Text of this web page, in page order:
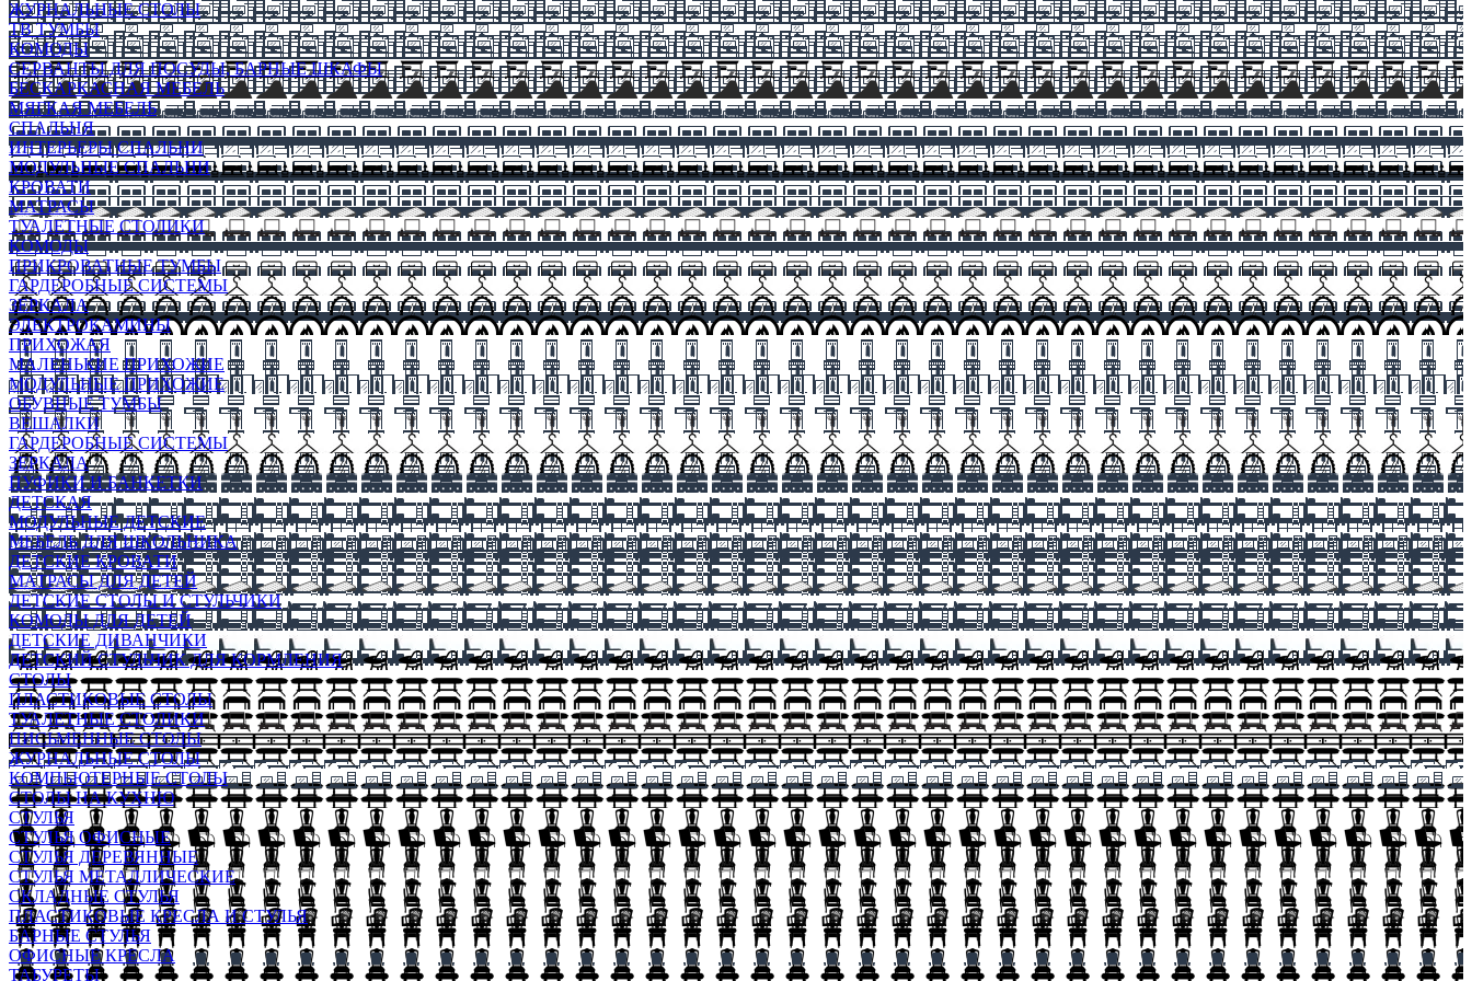
ЖУРНАЛЬНЫЕ СТОЛЫ
ТВ ТУМБЫ
КОМОДЫ
СЕРВАНТЫ ДЛЯ ПОСУДЫ, БАРНЫЕ ШКАФЫ
БЕСКАРКАСНАЯ МЕБЕЛЬ
МЯГКАЯ МЕБЕЛЬ
СПАЛЬНЯ
ИНТЕРЬЕРЫ СПАЛЬНИ
МОДУЛЬНЫЕ СПАЛЬНИ
КРОВАТИ
МАТРАСЫ
ТУАЛЕТНЫЕ СТОЛИКИ
КОМОДЫ
ПРИКРОВАТНЫЕ ТУМБЫ
ГАРДЕРОБНЫЕ СИСТЕМЫ
ЗЕРКАЛА
ЭЛЕКТРОКАМИНЫ
ПРИХОЖАЯ
МАЛЕНЬКИЕ ПРИХОЖИЕ
МОДУЛЬНЫЕ ПРИХОЖИЕ
ОБУВНЫЕ ТУМБЫ
ВЕШАЛКИ
ГАРДЕРОБНЫЕ СИСТЕМЫ
ЗЕРКАЛА
ПУФИКИ И БАНКЕТКИ
ДЕТСКАЯ
МОДУЛЬНЫЕ ДЕТСКИЕ
МЕБЕЛЬ ДЛЯ ШКОЛЬНИКА
ДЕТСКИЕ КРОВАТИ
МАТРАСЫ ДЛЯ ДЕТЕЙ
ДЕТСКИЕ СТОЛЫ И СТУЛЬЧИКИ
КОМОДЫ ДЛЯ ДЕТЕЙ
ДЕТСКИЕ ДИВАНЧИКИ
ДЕТСКИЙ СТУЛЬЧИК ДЛЯ КОРМЛЕНИЯ
СТОЛЫ
ПЛАСТИКОВЫЕ СТОЛЫ
ТУАЛЕТНЫЕ СТОЛИКИ
ПИСЬМЕННЫЕ СТОЛЫ
ЖУРНАЛЬНЫЕ СТОЛЫ
КОМПЬЮТЕРНЫЕ СТОЛЫ
СТОЛЫ НА КУХНЮ
СТУЛЬЯ
СТУЛЬЯ ОФИСНЫЕ
СТУЛЬЯ ДЕРЕВЯННЫЕ
СТУЛЬЯ МЕТАЛЛИЧЕСКИЕ
СКЛАДНЫЕ СТУЛЬЯ
ПЛАСТИКОВЫЕ КРЕСЛА И СТУЛЬЯ
БАРНЫЕ СТУЛЬЯ
ОФИСНЫЕ КРЕСЛА
ТАБУРЕТЫ